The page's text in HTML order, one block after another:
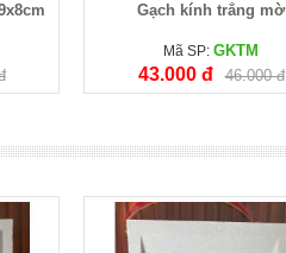
Gạch kính trắng mờ
Mã SP: GKTM
43.000 đ 46.000 đ